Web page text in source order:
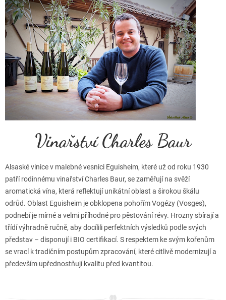
e
n
í
Vinařství Charles Baur
Alsaské vinice v malebné vesnici Eguisheim, které už od roku 1930
patří rodinnému vinařství Charles Baur, se zaměřují na svěží
aromatická vína, která reflektují unikátní oblast a širokou škálu
odrůd. Oblast Eguisheim je obklopena pohořím Vogézy (Vosges),
podnebí je mírné a velmi příhodné pro pěstování révy. Hrozny sbírají a
třídí výhradně ručně, aby docílili perfektních výsledků podle svých
představ – disponují i BIO certifikací. S respektem ke svým kořenům
se vrací k tradičním postupům zpracování, které citlivě modernizují a
především upřednostňují kvalitu před kvantitou.